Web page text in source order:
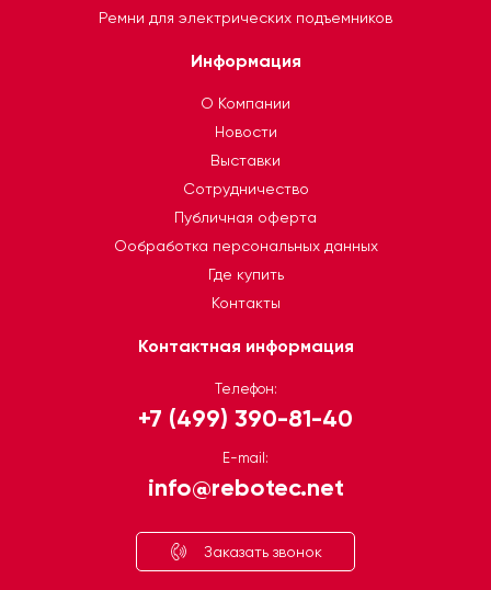
Ремни для электрических подъемников
Информация
О Компании
Новости
Выставки
Сотрудничество
Публичная оферта
Ообработка персональных данных
Где купить
Контакты
Контактная информация
Телефон:
+7 (499) 390-81-40
E-mail:
info@rebotec.net
Заказать звонок